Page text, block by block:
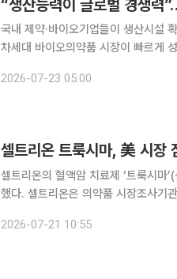
국내 제약·바이오기업들이 생산시설
차세대 바이오의약품 시장이 빠르게
직스와 GC녹십자, 비티젠 등은 글로
2026-07-23 05:00
셀트리온 트룩시마, 美 시장
셀트리온의 혈액암 치료제 ‘트룩시마
했다. 셀트리온은 의약품 시장조사기관인 아이큐비아 자료를 인용해 트룩시마가 올해 5월 미국에서
시마는 국내 바이오시밀러 제품 가운
2026-07-21 10:55